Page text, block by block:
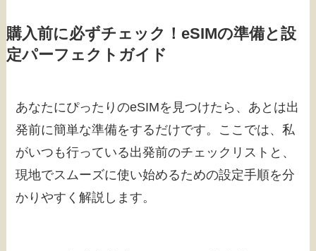
購入前に必ずチェック！eSIMの準備と設
定パーフェクトガイド
あなたにぴったりのeSIMを見つけたら、あとは出
発前に簡単な準備をするだけです。ここでは、私
がいつも行っている出発前のチェックリストと、
現地でスムーズに使い始めるための設定手順を分
かりやすく解説します。